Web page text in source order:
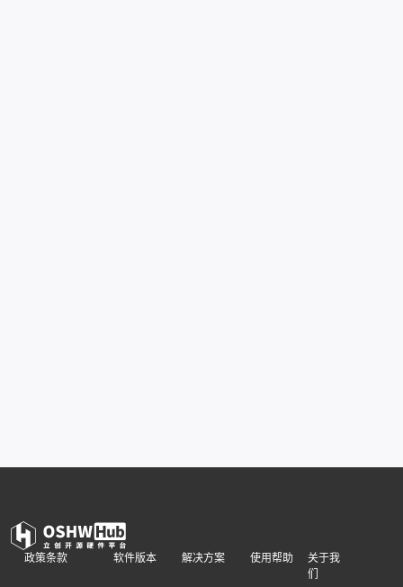
政策条款 软件版本 解决方案 使用帮助
关于我
们